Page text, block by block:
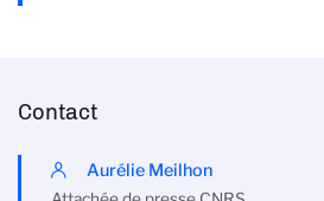
Contact
Aurélie Meilhon